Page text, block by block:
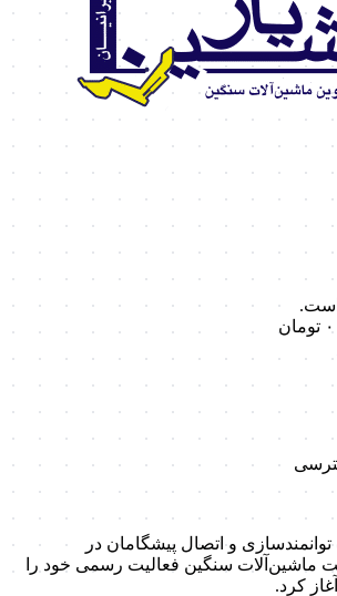
۰ تومان
و اتصال پیشگامان در
ماشین‌آلات سنگین فعالیت رسمی خود را